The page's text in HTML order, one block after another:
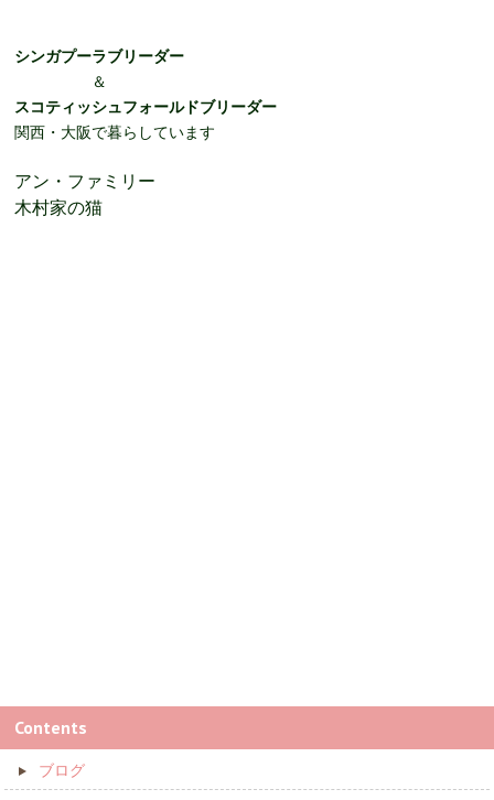
シンガプーラブリーダー
＆
スコティッシュフォールドブリーダー
関西・大阪で暮らしています
アン・ファミリー
木村家の猫
Contents
ブログ